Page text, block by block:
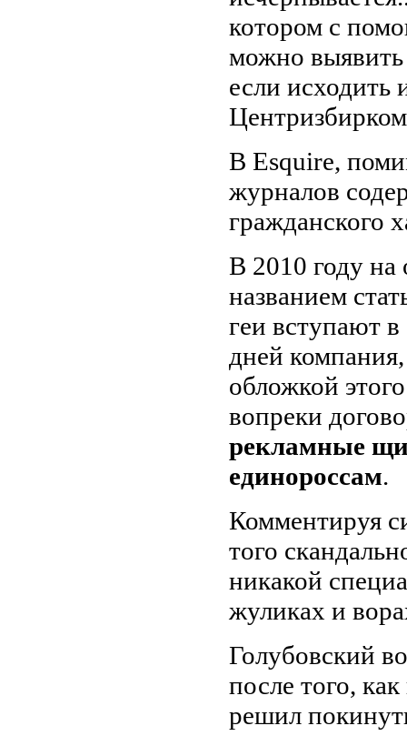
котором с
можно
если
В Esquire,
журналов
гражданского
В 2010 году на
названием
геи вступают
дней
обложкой
вопреки
рекламные
единороссам.
Комментируя
того
никакой
жуликах и
Голубовский
после того,
решил